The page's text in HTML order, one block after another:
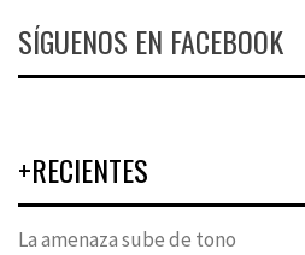
SÍGUENOS EN FACEBOOK
+RECIENTES
La amenaza sube de tono